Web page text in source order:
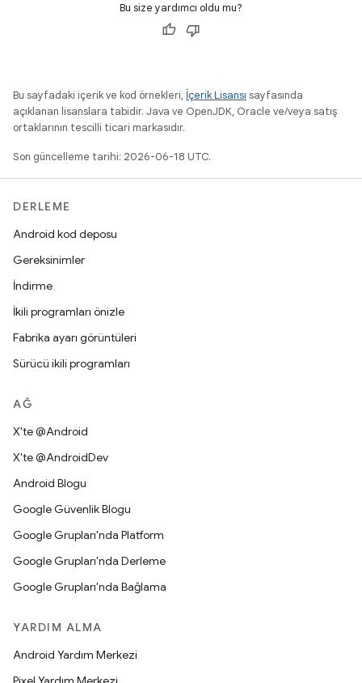
Bu size yardımcı oldu mu?
Bu sayfadaki içerik ve kod örnekleri, İçerik Lisansı sayfasında
açıklanan lisanslara tabidir. Java ve OpenJDK, Oracle ve/veya satış
ortaklarının tescilli ticari markasıdır.
Son güncelleme tarihi: 2026-06-18 UTC.
DERLEME
Android kod deposu
Gereksinimler
İndirme
İkili programları önizle
Fabrika ayarı görüntüleri
Sürücü ikili programları
AĞ
X'te @Android
X'te @AndroidDev
Android Blogu
Google Güvenlik Blogu
Google Grupları'nda Platform
Google Grupları'nda Derleme
Google Grupları'nda Bağlama
YARDIM ALMA
Android Yardım Merkezi